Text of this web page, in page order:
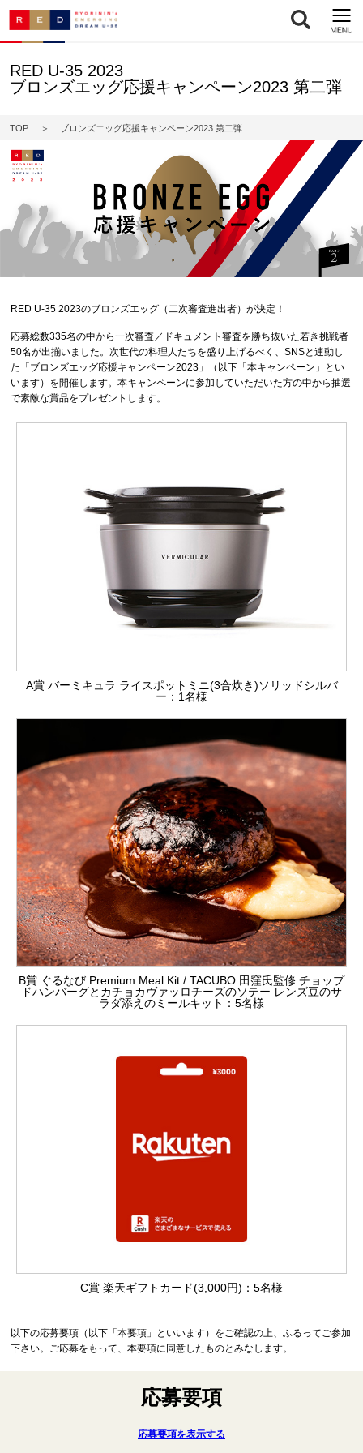
RED U-35 2023
ブロンズエッグ応援キャンペーン2023 第二弾
TOP ブロンズエッグ応援キャンペーン2023 第二弾
RED U-35 2023のブロンズエッグ（二次審査進出者）が決定！
応募総数335名の中から一次審査／ドキュメント審査を勝ち抜いた若き挑戦者
50名が出揃いました。次世代の料理人たちを盛り上げるべく、SNSと連動し
た「ブロンズエッグ応援キャンペーン2023」（以下「本キャンペーン」とい
います）を開催します。本キャンペーンに参加していただいた方の中から抽選
で素敵な賞品をプレゼントします。
A賞 バーミキュラ ライスポットミニ(3合炊き)ソリッドシルバ
ー：1名様
B賞 ぐるなび Premium Meal Kit / TACUBO 田窪氏監修 チョップ
ドハンバーグとカチョカヴァッロチーズのソテー レンズ豆のサ
ラダ添えのミールキット：5名様
C賞 楽天ギフトカード(3,000円)：5名様
以下の応募要項（以下「本要項」といいます）をご確認の上、ふるってご参加
下さい。ご応募をもって、本要項に同意したものとみなします。
応募要項
応募要項を表示する